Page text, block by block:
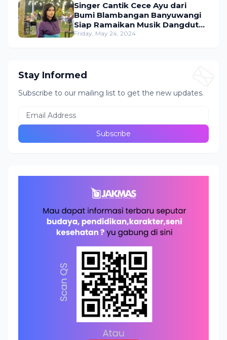
Singer Cantik Cece Ayu dari
Bumi Blambangan Banyuwangi
Siap Ramaikan Musik Dangdut
Indonesia
Friday, May 24, 2024
Stay Informed
Subscribe to our mailing list to get the new updates.